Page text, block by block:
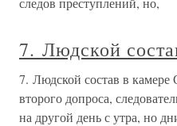
7. Людской
7. Людской состав в
второго допроса,
на другой день с утра, но